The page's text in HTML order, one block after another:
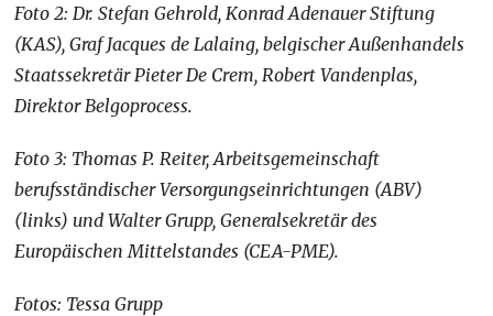
Foto 2: Dr. Stefan Gehrold, Konrad Adenauer Stiftung
(KAS), Graf Jacques de Lalaing, belgischer Außenhandels
Staatssekretär Pieter De Crem, Robert Vandenplas,
Direktor Belgoprocess.
Foto 3: Thomas P. Reiter, Arbeitsgemeinschaft
berufsständischer Versorgungseinrichtungen (ABV)
(links) und Walter Grupp, Generalsekretär des
Europäischen Mittelstandes (CEA-PME).
Fotos: Tessa Grupp